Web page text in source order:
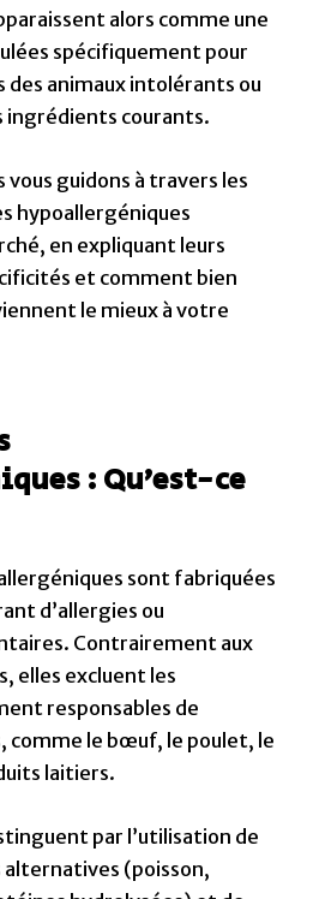
alors comme une
spécifiquement pour
des animaux intolérants ou
ingrédients courants.
vous guidons à travers les
hypoallergéniques
en expliquant leurs
et comment bien
le mieux à votre
: Qu’est-ce
sont fabriquées
d’allergies ou
Contrairement aux
elles excluent les
responsables de
comme le bœuf, le poulet, le
laitiers.
par l’utilisation de
alternatives (poisson,